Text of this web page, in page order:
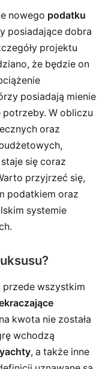
nowego podatku
posiadające dobra
projektu
że będzie on
posiadają mienie
W obliczu
oraz
staje się coraz
przyjrzeć się,
podatkiem oraz
systemie
przede wszystkim
kwota nie została
wchodzą
yachty, a także inne